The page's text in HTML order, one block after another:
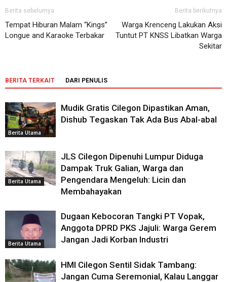
Berita sebelumya
Tempat Hiburan Malam “Kings”
Longue and Karaoke Terbakar
Berita berikutnya
Warga Krenceng Lakukan Aksi
Tuntut PT KNSS Libatkan Warga
Sekitar
BERITA TERKAIT DARI PENULIS
Berita Utama
Mudik Gratis Cilegon Dipastikan Aman,
Dishub Tegaskan Tak Ada Bus Abal-abal
Berita Utama
JLS Cilegon Dipenuhi Lumpur Diduga
Dampak Truk Galian, Warga dan
Pengendara Mengeluh: Licin dan
Membahayakan
Berita Utama
Dugaan Kebocoran Tangki PT Vopak,
Anggota DPRD PKS Jajuli: Warga Gerem
Jangan Jadi Korban Industri
HMI Cilegon Sentil Sidak Tambang:
Jangan Cuma Seremonial, Kalau Langgar